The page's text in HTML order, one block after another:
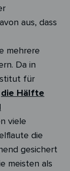
aus, dass
mehrere
Da in
für
die Hälfte
viele
die
gesichert
meisten als